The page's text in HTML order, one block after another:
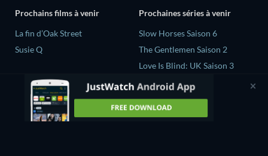
Prochains films à venir
La fin d’Oak Street
Susie Q
Prochaines séries à venir
Slow Horses Saison 6
The Gentlemen Saison 2
Love Is Blind: UK Saison 3
Sterling Point S1
Car S.O.S. Car SOS - Saison 12